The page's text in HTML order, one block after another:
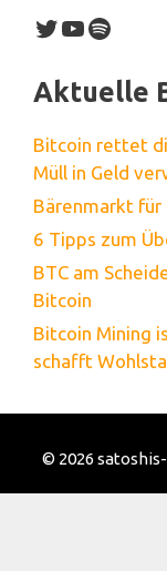
Twitter
YouTube
Spotify
Aktuelle
Bitcoin rettet
Müll in Geld
Bärenmarkt für
6 Tipps zum
BTC am
Bitcoin
Bitcoin Mining
schafft
© 2026